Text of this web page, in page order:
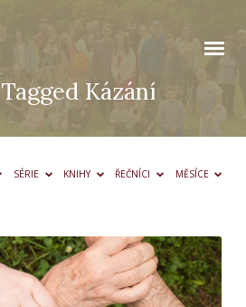
Kázání
SÉRIE KNIHY ŘEČNÍCI MĚSÍCE